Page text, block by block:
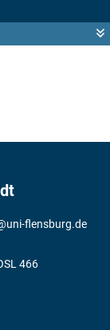
uni-flensburg.de
466